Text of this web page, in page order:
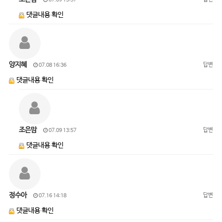
댓글내용 확인
양지혜 07.08 16:36 답변
댓글내용 확인
조은맘 07.09 13:57 답변
댓글내용 확인
정수아 07.16 14:18 답변
댓글내용 확인